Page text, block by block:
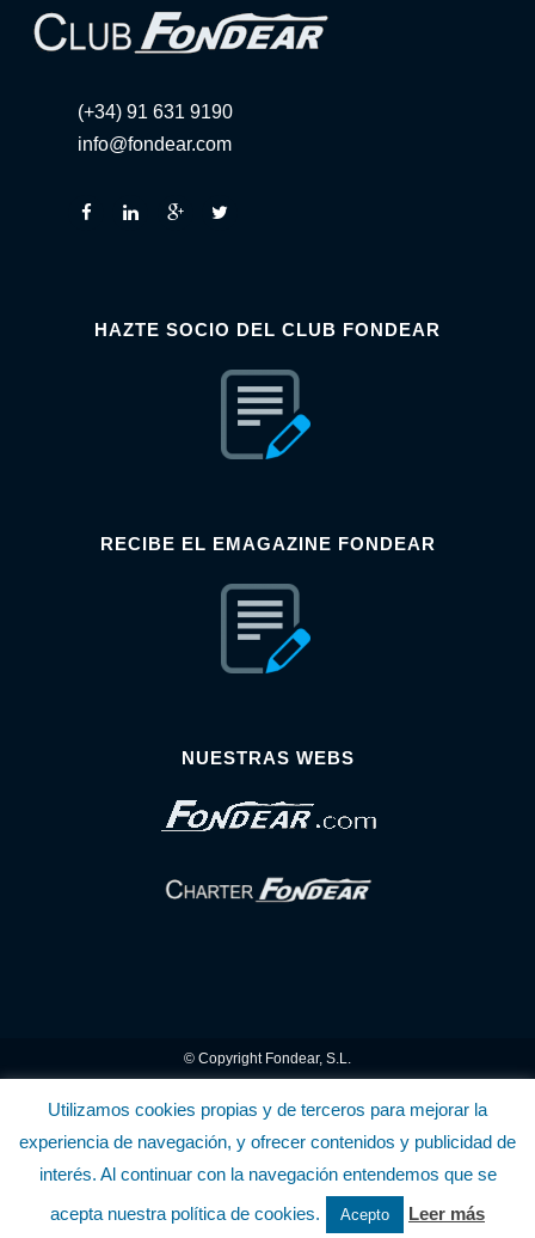
(+34) 91 631 9190
info@fondear.com
HAZTE SOCIO DEL CLUB FONDEAR
RECIBE EL EMAGAZINE FONDEAR
NUESTRAS WEBS
© Copyright Fondear, S.L.
Aunque se consideran exactas, declinamos toda responsabilidad sobre la
información y precios inscritos. Estas informaciones no son contractuales.
Política de privacidad y cookies .........................-......................... Política de utilización
Utilizamos cookies propias y de terceros para mejorar la
experiencia de navegación, y ofrecer contenidos y publicidad de
interés. Al continuar con la navegación entendemos que se
acepta nuestra política de cookies.
Acepto Leer más